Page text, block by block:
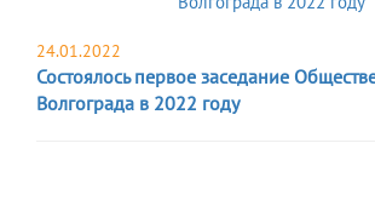
24.01.2022
Состоялось первое заседание
Волгограда в 2022 году